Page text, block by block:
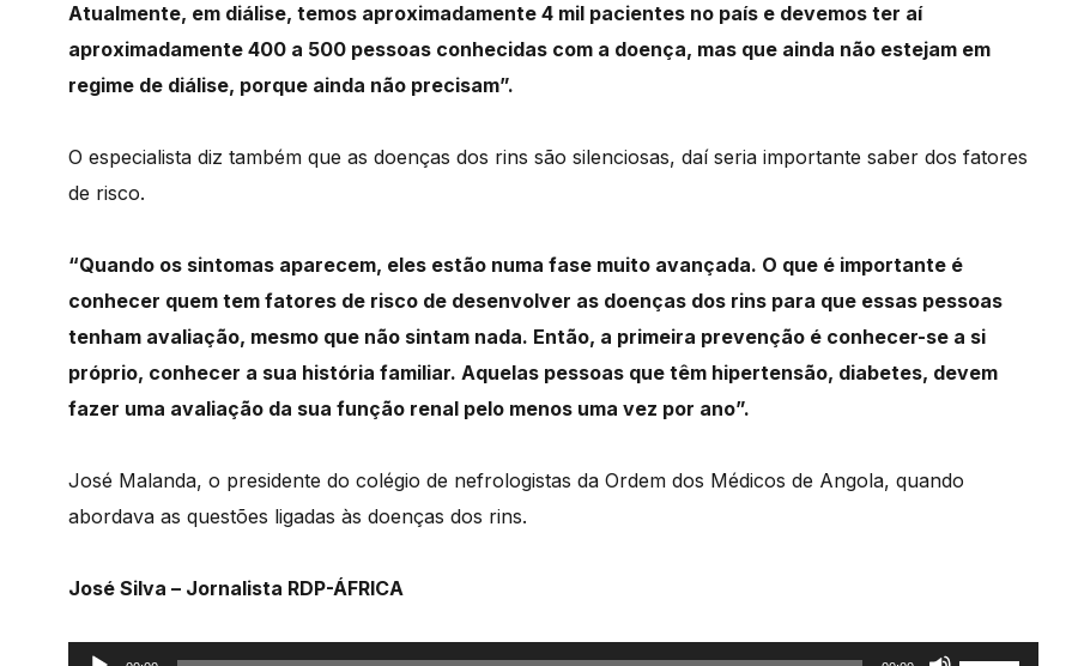
Atualmente, em diálise, temos aproximadamente 4 mil pacientes no país e devemos ter aí
aproximadamente 400 a 500 pessoas conhecidas com a doença, mas que ainda não estejam em
regime de diálise, porque ainda não precisam”.
O especialista diz também que as doenças dos rins são silenciosas, daí seria importante saber dos fatores
de risco.
“Quando os sintomas aparecem, eles estão numa fase muito avançada. O que é importante é
conhecer quem tem fatores de risco de desenvolver as doenças dos rins para que essas pessoas
tenham avaliação, mesmo que não sintam nada. Então, a primeira prevenção é conhecer-se a si
próprio, conhecer a sua história familiar. Aquelas pessoas que têm hipertensão, diabetes, devem
fazer uma avaliação da sua função renal pelo menos uma vez por ano”.
José Malanda, o presidente do colégio de nefrologistas da Ordem dos Médicos de Angola, quando
abordava as questões ligadas às doenças dos rins.
José Silva – Jornalista RDP-ÁFRICA
Reprodutor
Use